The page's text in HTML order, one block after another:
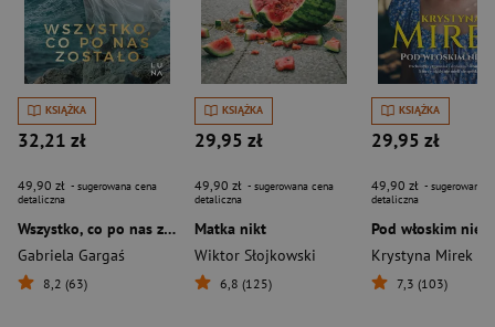
KSIĄŻKA
32,21 zł
49,90 zł - sugerowana cena
detaliczna
Wszystko, co po nas zostało
Gabriela Gargaś
8,2 (63)
KSIĄŻKA
29,95 zł
49,90 zł - sugerowana cena
detaliczna
Matka nikt
Wiktor Słojkowski
6,8 (125)
KSIĄŻKA
29,95 zł
49,90 zł - sugerowana
detaliczna
Pod włoskim
Krystyna Mirek
7,3 (103)